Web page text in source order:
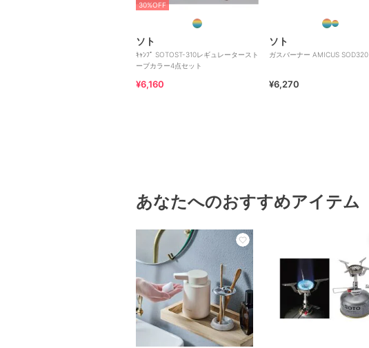
30%OFF
ソト
ｷｬﾝﾌﾟ SOTOST-310レギュレータースト
ーブカラー4点セット
¥6,160
ソト
ガスバーナー AMICUS SOD320
¥6,270
あなたへのおすすめアイテム